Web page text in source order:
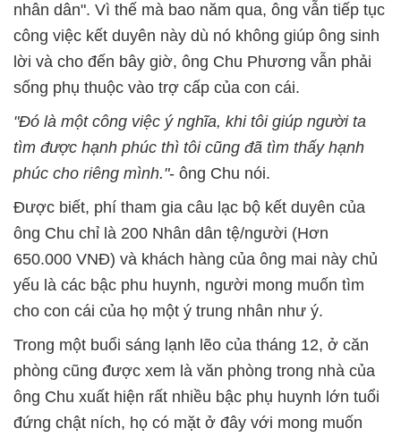
nhân dân". Vì thế mà bao năm qua, ông vẫn tiếp tục
công việc kết duyên này dù nó không giúp ông sinh
lời và cho đến bây giờ, ông Chu Phương vẫn phải
sống phụ thuộc vào trợ cấp của con cái.
"Đó là một công việc ý nghĩa, khi tôi giúp người ta
tìm được hạnh phúc thì tôi cũng đã tìm thấy hạnh
phúc cho riêng mình."- ông Chu nói.
Được biết, phí tham gia câu lạc bộ kết duyên của
ông Chu chỉ là 200 Nhân dân tệ/người (Hơn
650.000 VNĐ) và khách hàng của ông mai này chủ
yếu là các bậc phu huynh, người mong muốn tìm
cho con cái của họ một ý trung nhân như ý.
Trong một buổi sáng lạnh lẽo của tháng 12, ở căn
phòng cũng được xem là văn phòng trong nhà của
ông Chu xuất hiện rất nhiều bậc phụ huynh lớn tuổi
đứng chật ních, họ có mặt ở đây với mong muốn